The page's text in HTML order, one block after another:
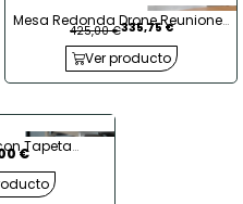
Mesa Redonda Drone Reuniones
de Forma 5
425,00 €335,75 €
Ver producto
Tapeta
de Forma 5
€